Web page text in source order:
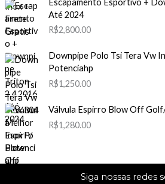
Até 2024
R$2,800.00
Downpipe Polo Tsi Tera Vw
Potenciahp
R$1,250.00
Válvula Espirro Blow Off
R$1,280.00
Siga nossas redes